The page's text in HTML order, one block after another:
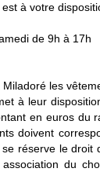
à votre
de 9h à 17h
les
à leur
en euros du
doivent
réserve le
du